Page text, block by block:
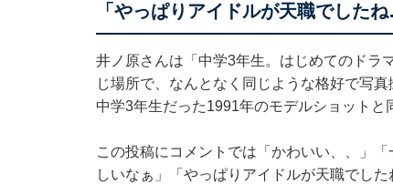
「やっぱりアイドルが天職でしたね
井ノ原さんは「中学3年生。はじめてのドラ
じ場所で、なんとなく同じような格好で写
中学3年生だった1991年のモデルショットと
この投稿にコメントでは「かわいい、、」
しいなぁ」「やっぱりアイドルが天職でし